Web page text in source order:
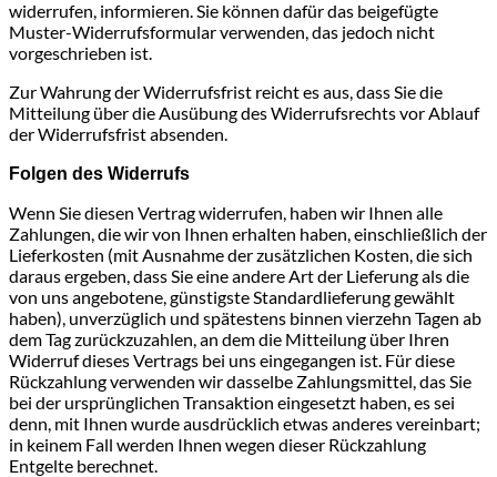
widerrufen, informieren. Sie können dafür das beigefügte
Muster-Widerrufsformular verwenden, das jedoch nicht
vorgeschrieben ist.
Zur Wahrung der Widerrufsfrist reicht es aus, dass Sie die
Mitteilung über die Ausübung des Widerrufsrechts vor Ablauf
der Widerrufsfrist absenden.
Folgen des Widerrufs
Wenn Sie diesen Vertrag widerrufen, haben wir Ihnen alle
Zahlungen, die wir von Ihnen erhalten haben, einschließlich der
Lieferkosten (mit Ausnahme der zusätzlichen Kosten, die sich
daraus ergeben, dass Sie eine andere Art der Lieferung als die
von uns angebotene, günstigste Standardlieferung gewählt
haben), unverzüglich und spätestens binnen vierzehn Tagen ab
dem Tag zurückzuzahlen, an dem die Mitteilung über Ihren
Widerruf dieses Vertrags bei uns eingegangen ist. Für diese
Rückzahlung verwenden wir dasselbe Zahlungsmittel, das Sie
bei der ursprünglichen Transaktion eingesetzt haben, es sei
denn, mit Ihnen wurde ausdrücklich etwas anderes vereinbart;
in keinem Fall werden Ihnen wegen dieser Rückzahlung
Entgelte berechnet.